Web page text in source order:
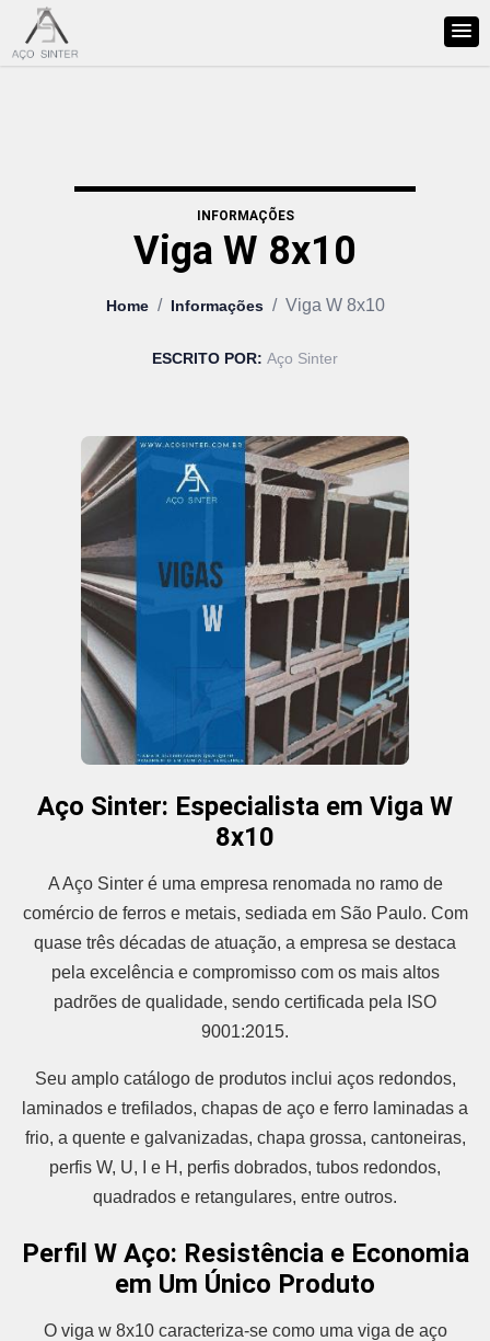
INFORMAÇÕES
Viga W 8x10
Home / Informações / Viga W 8x10
ESCRITO POR: Aço Sinter
Aço Sinter: Especialista em Viga W
8x10
A Aço Sinter é uma empresa renomada no ramo de
comércio de ferros e metais, sediada em São Paulo. Com
quase três décadas de atuação, a empresa se destaca
pela excelência e compromisso com os mais altos
padrões de qualidade, sendo certificada pela ISO
9001:2015.
Seu amplo catálogo de produtos inclui aços redondos,
laminados e trefilados, chapas de aço e ferro laminadas a
frio, a quente e galvanizadas, chapa grossa, cantoneiras,
perfis W, U, I e H, perfis dobrados, tubos redondos,
quadrados e retangulares, entre outros.
Perfil W Aço: Resistência e Economia
em Um Único Produto
O viga w 8x10 caracteriza-se como uma viga de aço